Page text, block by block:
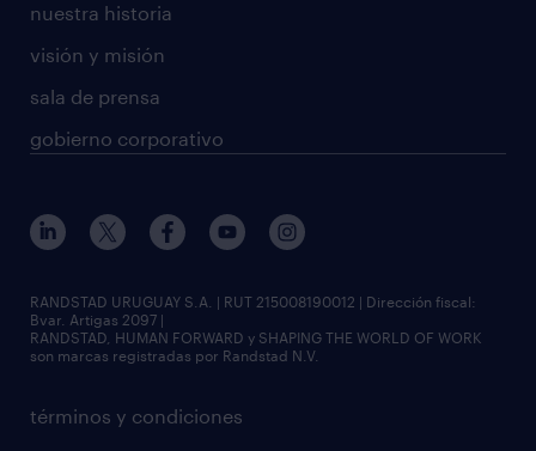
nuestra historia
visión y misión
sala de prensa
gobierno corporativo
términos y condiciones
RANDSTAD URUGUAY S.A. | RUT 215008190012 | Dirección fiscal:
Bvar. Artigas 2097 |
RANDSTAD, HUMAN FORWARD y SHAPING THE WORLD OF WORK
son marcas registradas por Randstad N.V.